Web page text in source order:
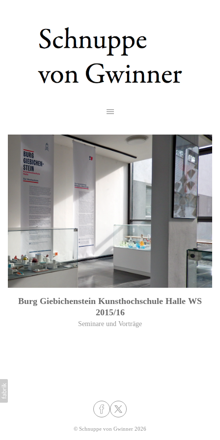
Burg Giebichenstein Kunsthochschule Halle WS
2015/16
Seminare und Vorträge
© Schnuppe von Gwinner 2026